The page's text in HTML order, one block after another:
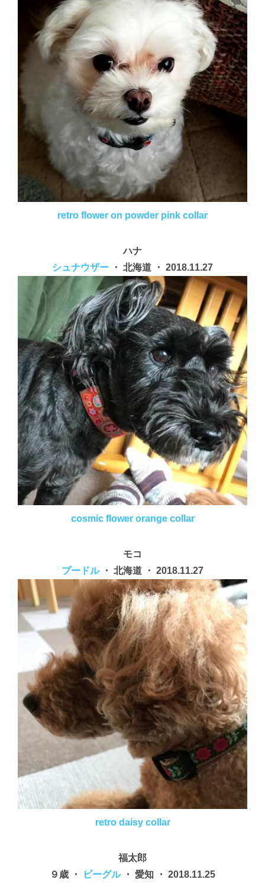
retro flower on powder pink collar
ハナ
シュナウザー ・ 北海道 ・ 2018.11.27
cosmic flower orange collar
モコ
プードル・ 北海道 ・ 2018.11.27
retro daisy collar
福太郎
９歳 ・
ビーグル・ 愛知 ・ 2018.11.25